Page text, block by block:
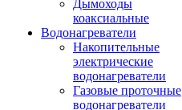
Дымоходы
коаксиальные
Водонагреватели
Накопительные
электрические
водонагреватели
Газовые проточные
водонагреватели